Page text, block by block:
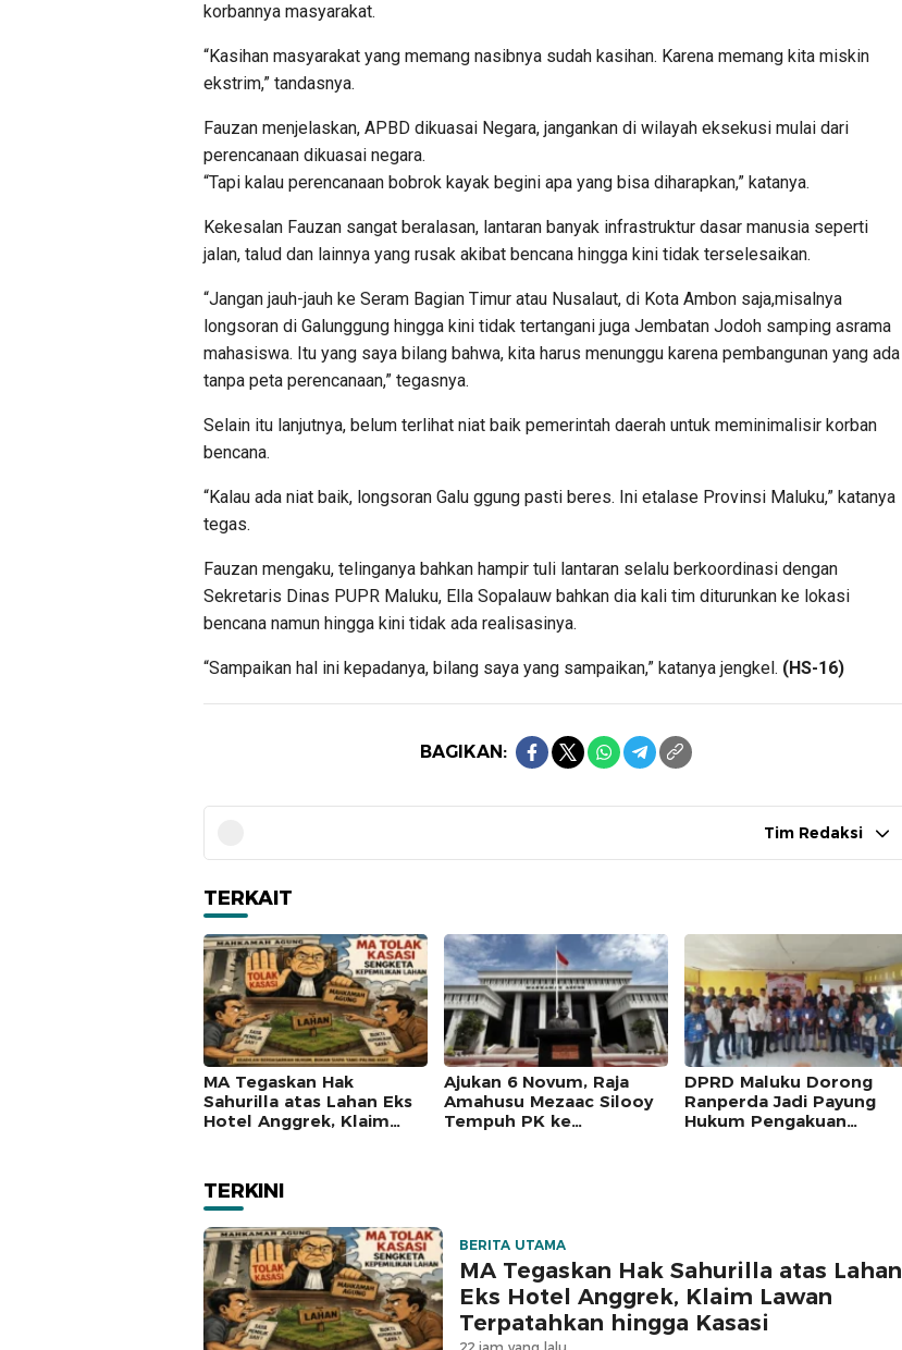
korbannya masyarakat.
“Kasihan masyarakat yang memang nasibnya sudah kasihan. Karena memang kita miskin
ekstrim,” tandasnya.
Fauzan menjelaskan, APBD dikuasai Negara, jangankan di wilayah eksekusi mulai dari
perencanaan dikuasai negara.
“Tapi kalau perencanaan bobrok kayak begini apa yang bisa diharapkan,” katanya.
Kekesalan Fauzan sangat beralasan, lantaran banyak infrastruktur dasar manusia seperti
jalan, talud dan lainnya yang rusak akibat bencana hingga kini tidak terselesaikan.
“Jangan jauh-jauh ke Seram Bagian Timur atau Nusalaut, di Kota Ambon saja,misalnya
longsoran di Galunggung hingga kini tidak tertangani juga Jembatan Jodoh samping asrama
mahasiswa. Itu yang saya bilang bahwa, kita harus menunggu karena pembangunan yang ada
tanpa peta perencanaan,” tegasnya.
Selain itu lanjutnya, belum terlihat niat baik pemerintah daerah untuk meminimalisir korban
bencana.
“Kalau ada niat baik, longsoran Galu ggung pasti beres. Ini etalase Provinsi Maluku,” katanya
tegas.
Fauzan mengaku, telinganya bahkan hampir tuli lantaran selalu berkoordinasi dengan
Sekretaris Dinas PUPR Maluku, Ella Sopalauw bahkan dia kali tim diturunkan ke lokasi
bencana namun hingga kini tidak ada realisasinya.
“Sampaikan hal ini kepadanya, bilang saya yang sampaikan,” katanya jengkel. (HS-16)
BAGIKAN:
Tim Redaksi
TERKAIT
MA Tegaskan Hak
Sahurilla atas Lahan Eks
Hotel Anggrek, Klaim
Ajukan 6 Novum, Raja
Amahusu Mezaac Silooy
Tempuh PK ke
DPRD Maluku Dorong
Ranperda Jadi Payung
Hukum Pengakuan
TERKINI
BERITA UTAMA
MA Tegaskan Hak Sahurilla atas Lahan
Eks Hotel Anggrek, Klaim Lawan
Terpatahkan hingga Kasasi